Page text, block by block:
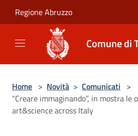
Regione Abruzzo
Comune di
Home > Novità > Comunicati >
“Creare immaginando”, in mostra le
art&science across Italy